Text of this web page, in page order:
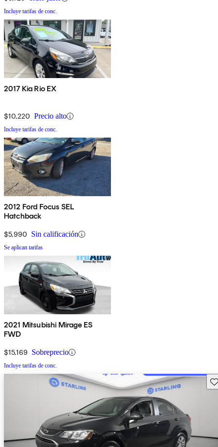
Incluye tarifas de conc.
2017 Kia Rio EX
$10,220 Precio alto
Incluye tarifas de conc.
2012 Ford Focus SEL
Hatchback
$5,990 Sin calificación
Se aplican tarifas
2021 Mitsubishi Mirage ES
FWD
$15,169 Sobreprecio
Incluye tarifas de conc.